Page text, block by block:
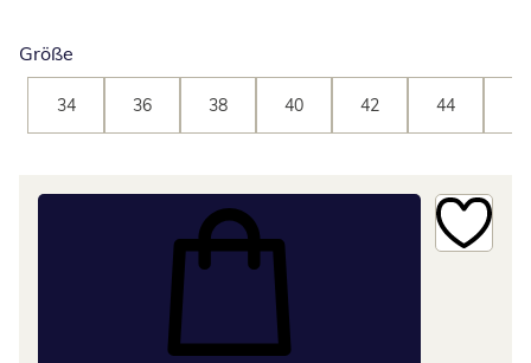
Größe
34 36 38 40 42 44